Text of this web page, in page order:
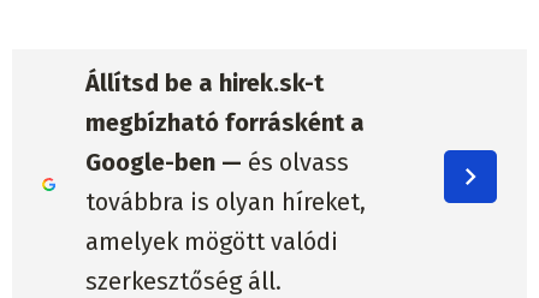
Állítsd be a hirek.sk-t
megbízható forrásként a
Google-ben — és olvass
továbbra is olyan híreket,
amelyek mögött valódi
szerkesztőség áll.